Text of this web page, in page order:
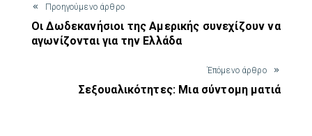
Προηγούμενο άρθρο
Οι Δωδεκανήσιοι της Αμερικής συνεχίζουν να
αγωνίζονται για την Ελλάδα
Έπόμενο άρθρο
Σεξουαλικότητες: Μια σύντομη ματιά